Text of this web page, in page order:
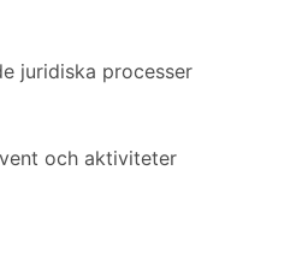
juridiska processer
och aktiviteter